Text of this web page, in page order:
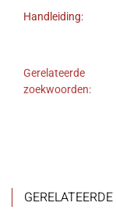
Handleiding:
Gerelateerde
zoekwoorden:
GERELATEERDE